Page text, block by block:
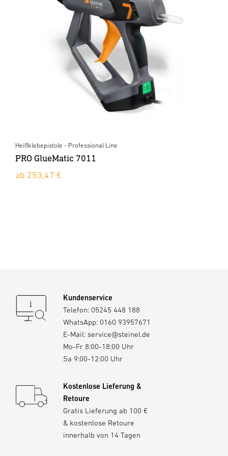
Heißklebepistole - Professional Line
PRO GlueMatic 7011
ab 253,47 €
Kundenservice
Telefon: 05245 448 188
WhatsApp: 0160 93957671
E-Mail: service@steinel.de
Mo-Fr 8:00-18:00 Uhr
Sa 9:00-12:00 Uhr
Kostenlose Lieferung &
Retoure
Gratis Lieferung ab 100 €
& kostenlose Retoure
innerhalb von 14 Tagen